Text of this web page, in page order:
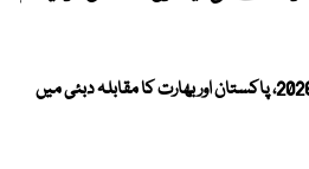
ویمنز ایشیا کپ 2026، پاکستان اور بھارت کا مقابلہ دبئی میں